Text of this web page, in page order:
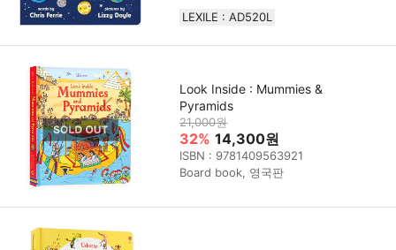
LEXILE : AD520L
Look Inside : Mummies &
Pyramids
21,000원
32% 14,300원
ISBN : 9781409563921
Board book, 영국판